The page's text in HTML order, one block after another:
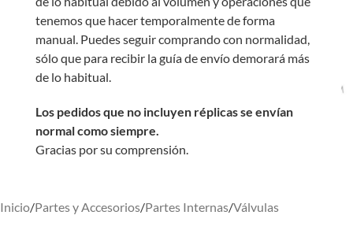
tenemos que hacer temporalmente de forma
manual. Puedes seguir comprando con normalidad,
sólo que para recibir la guía de envío demorará más
de lo habitual.
Los pedidos que no incluyen réplicas se envían
normal como siempre.
Gracias por su comprensión.
Inicio/Partes y Accesorios/Partes Internas/Válvulas